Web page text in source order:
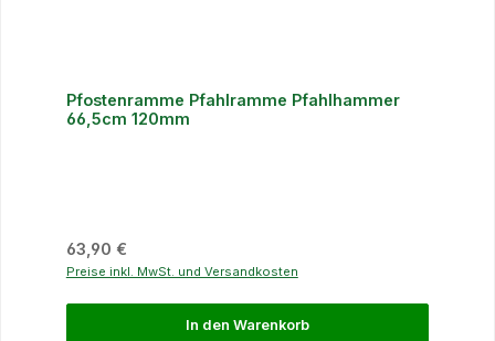
Pfostenramme Pfahlramme Pfahlhammer
66,5cm 120mm
Regulärer Preis:
63,90 €
Preise inkl. MwSt. und Versandkosten
In den Warenkorb